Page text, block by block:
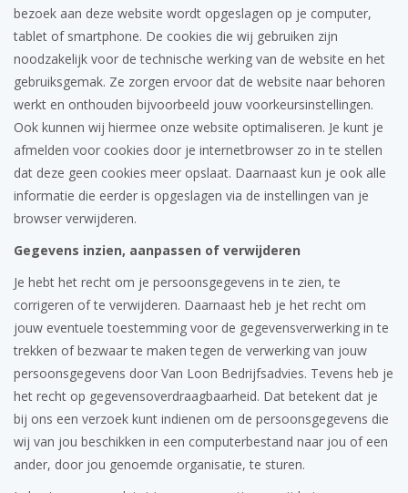
bezoek aan deze website wordt opgeslagen op je computer,
tablet of smartphone. De cookies die wij gebruiken zijn
noodzakelijk voor de technische werking van de website en het
gebruiksgemak. Ze zorgen ervoor dat de website naar behoren
werkt en onthouden bijvoorbeeld jouw voorkeursinstellingen.
Ook kunnen wij hiermee onze website optimaliseren. Je kunt je
afmelden voor cookies door je internetbrowser zo in te stellen
dat deze geen cookies meer opslaat. Daarnaast kun je ook alle
informatie die eerder is opgeslagen via de instellingen van je
browser verwijderen.
Gegevens inzien, aanpassen of verwijderen
Je hebt het recht om je persoonsgegevens in te zien, te
corrigeren of te verwijderen. Daarnaast heb je het recht om
jouw eventuele toestemming voor de gegevensverwerking in te
trekken of bezwaar te maken tegen de verwerking van jouw
persoonsgegevens door Van Loon Bedrijfsadvies. Tevens heb je
het recht op gegevensoverdraagbaarheid. Dat betekent dat je
bij ons een verzoek kunt indienen om de persoonsgegevens die
wij van jou beschikken in een computerbestand naar jou of een
ander, door jou genoemde organisatie, te sturen.